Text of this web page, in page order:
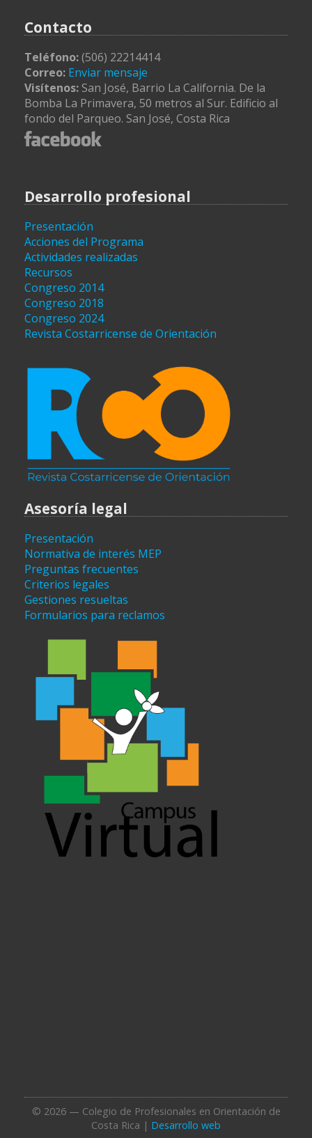
Contacto
Teléfono:(506) 22214414
Correo: Enviar mensaje
Visítenos: San José, Barrio La California. De la
Bomba La Primavera, 50 metros al Sur. Edificio al
fondo del Parqueo. San José, Costa Rica
Desarrollo profesional
Presentación
Acciones del Programa
Actividades realizadas
Recursos
Congreso 2014
Congreso 2018
Congreso 2024
Revista Costarricense de Orientación
Asesoría legal
Presentación
Normativa de interés MEP
Preguntas frecuentes
Criterios legales
Gestiones resueltas
Formularios para reclamos
© 2026 — Colegio de Profesionales en Orientación de
Costa Rica | Desarrollo web